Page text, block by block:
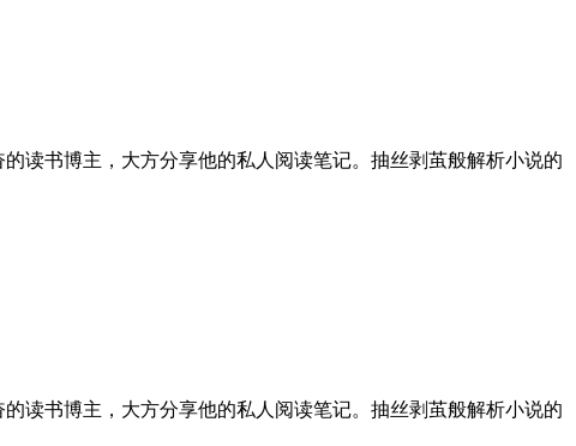
读书博主，大方分享他的私人阅读笔记。抽丝剥茧般解析小说的
读书博主，大方分享他的私人阅读笔记。抽丝剥茧般解析小说的